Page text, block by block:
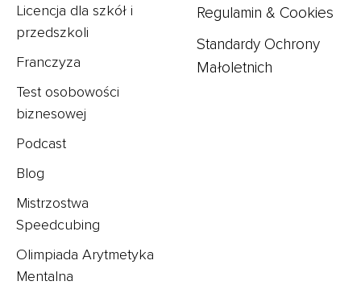
Licencja dla szkół i
przedszkoli
Franczyza
Test osobowości
biznesowej
Podcast
Blog
Mistrzostwa
Speedcubing
Olimpiada Arytmetyka
Mentalna
Regulamin & Cookies
Standardy Ochrony
Małoletnich